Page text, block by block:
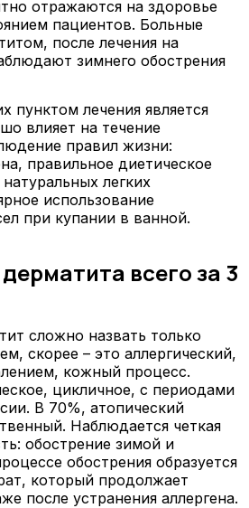
отражаются на здоровье
пациентов. Больные
после лечения на
зимнего обострения
лечения является
влияет на течение
правил жизни:
правильное диетическое
легких
использование
при купании в ванной.
всего за 3
сложно назвать только
скорее – это аллергический,
кожный процесс.
цикличное, с периодами
В 70%, атопический
Наблюдается четкая
обострение зимой и
обострения образуется
который продолжает
после устранения аллергена.